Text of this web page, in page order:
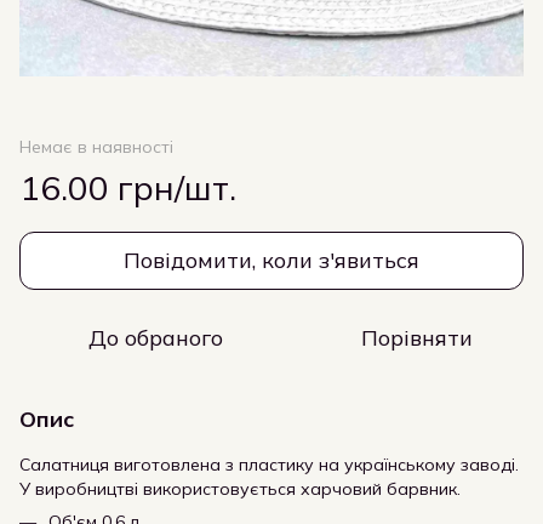
Немає в наявності
16.00 грн/шт.
Повідомити, коли з'явиться
До обраного Порівняти
Опис
Салатниця виготовлена з пластику на українському заводі.
У виробництві використовується харчовий барвник.